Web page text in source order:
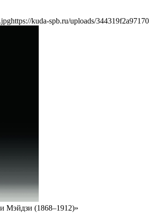
https://kuda-spb.ru/uploads/
Мэйдзи (1868–1912)»